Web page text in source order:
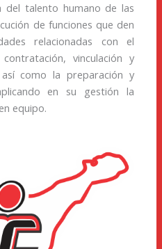
talento humano de las
de funciones que den
relacionadas con el
vinculación y
como la preparación y
en su gestión la
equipo.